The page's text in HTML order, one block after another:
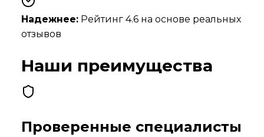
Надежнее: Рейтинг 4.6 на основе реальных
отзывов
Наши преимущества
Проверенные специалисты